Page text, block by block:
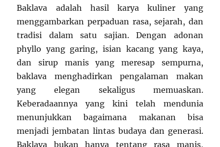
Baklava adalah hasil karya kuliner yang
menggambarkan perpaduan rasa, sejarah, dan
tradisi dalam satu sajian. Dengan adonan
phyllo yang garing, isian kacang yang kaya,
dan sirup manis yang meresap sempurna,
baklava menghadirkan pengalaman makan
yang elegan sekaligus memuaskan.
Keberadaannya yang kini telah mendunia
menunjukkan bagaimana makanan bisa
menjadi jembatan lintas budaya dan generasi.
Baklava bukan hanya tentang rasa manis,